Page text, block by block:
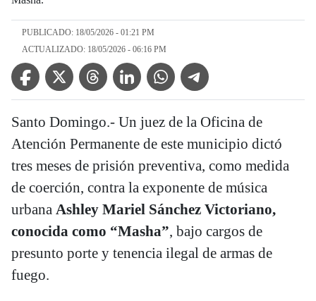
PUBLICADO: 18/05/2026 - 01:21 PM
ACTUALIZADO: 18/05/2026 - 06:16 PM
Facebook IconTwitter IconThreads IconLinkedin IconWhatsApp IconTelegram Icon
Santo Domingo.- Un juez de la Oficina de
Atención Permanente de este municipio dictó
tres meses de prisión preventiva, como medida
de coerción, contra la exponente de música
urbana Ashley Mariel Sánchez Victoriano,
conocida como “Masha”, bajo cargos de
presunto porte y tenencia ilegal de armas de
fuego.